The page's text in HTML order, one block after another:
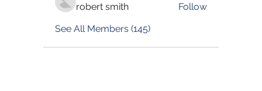
robert smith
Follow
See All Members (145)